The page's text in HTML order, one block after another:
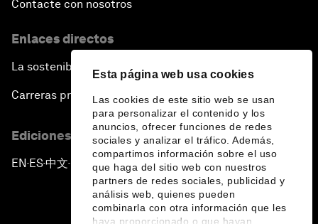
Esta página web usa cookies
Las cookies de este sitio web se usan
para personalizar el contenido y los
anuncios, ofrecer funciones de redes
sociales y analizar el tráfico. Además,
compartimos información sobre el uso
que haga del sitio web con nuestros
partners de redes sociales, publicidad y
análisis web, quienes pueden
combinarla con otra información que les
haya proporcionado o que hayan
Contacte con nosotros
Enlaces directos
La sostenibilidad en el Foro
Carreras profesionales
Ediciones en otros idiomas
EN ▪ES▪中文▪ 日本語